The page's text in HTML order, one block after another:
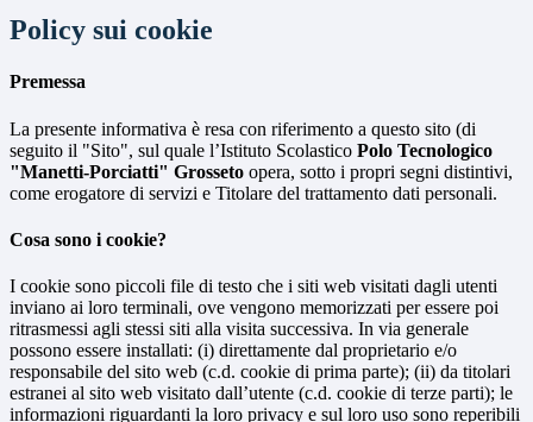
Policy sui cookie
Premessa
La presente informativa è resa con riferimento a questo sito (di
seguito il "Sito", sul quale l’Istituto Scolastico Polo Tecnologico
"Manetti-Porciatti" Grosseto opera, sotto i propri segni distintivi,
come erogatore di servizi e Titolare del trattamento dati personali.
Cosa sono i cookie?
I cookie sono piccoli file di testo che i siti web visitati dagli utenti
inviano ai loro terminali, ove vengono memorizzati per essere poi
ritrasmessi agli stessi siti alla visita successiva. In via generale
possono essere installati: (i) direttamente dal proprietario e/o
responsabile del sito web (c.d. cookie di prima parte); (ii) da titolari
estranei al sito web visitato dall’utente (c.d. cookie di terze parti); le
informazioni riguardanti la loro privacy e sul loro uso sono reperibili